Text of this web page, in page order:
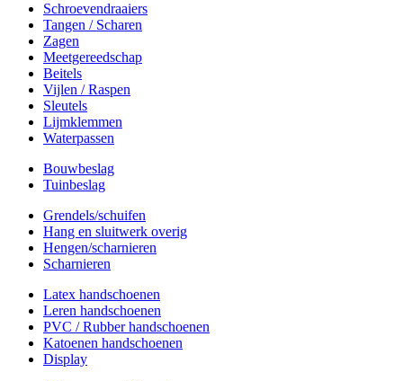
Schroevendraaiers
Tangen / Scharen
Zagen
Meetgereedschap
Beitels
Vijlen / Raspen
Sleutels
Lijmklemmen
Waterpassen
Bouwbeslag
Tuinbeslag
Grendels/schuifen
Hang en sluitwerk overig
Hengen/scharnieren
Scharnieren
Latex handschoenen
Leren handschoenen
PVC / Rubber handschoenen
Katoenen handschoenen
Display